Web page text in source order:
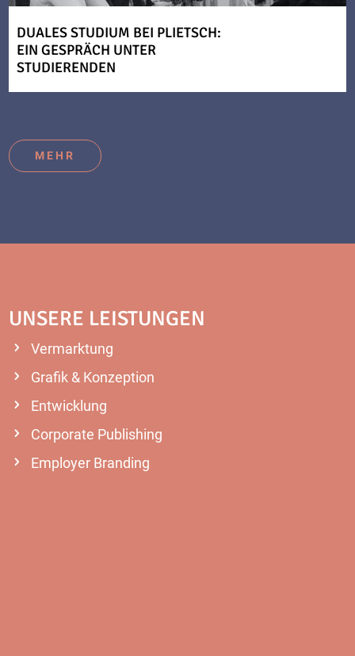
DUALES STUDIUM BEI PLIETSCH:
EIN GESPRÄCH UNTER
STUDIERENDEN
MEHR
UNSERE LEISTUNGEN
Vermarktung
Grafik & Konzeption
Entwicklung
Corporate Publishing
Employer Branding